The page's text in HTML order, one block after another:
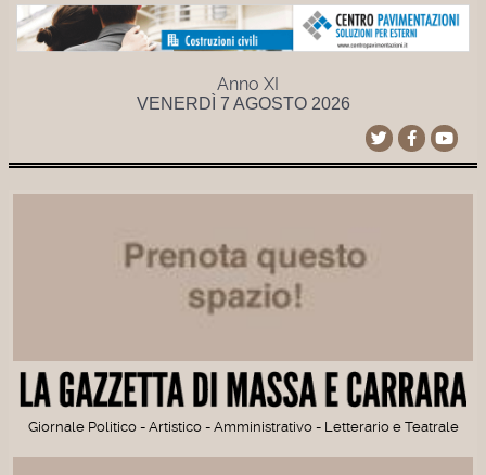
Anno XI
VENERDÌ 7 AGOSTO 2026
Giornale Politico - Artistico - Amministrativo - Letterario e Teatrale